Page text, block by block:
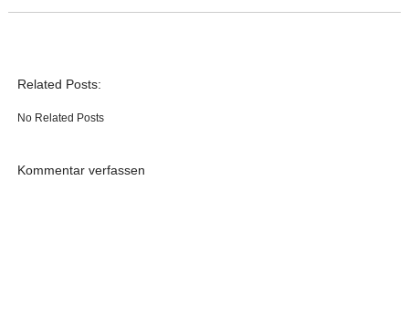
Related Posts:
No Related Posts
Kommentar verfassen